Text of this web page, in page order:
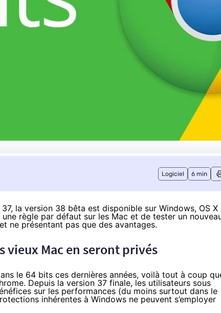
Logiciel 6 min
la version 38 bêta est disponible sur Windows, OS X
règle par défaut sur les Mac et de tester un
ne présentant pas que des avantages.
vieux Mac en seront privés
le 64 bits ces dernières années, voilà tout à coup
Depuis la version 37 finale, les utilisateurs sous
sur les performances (du moins surtout dans le
inhérentes à Windows ne peuvent s’employer